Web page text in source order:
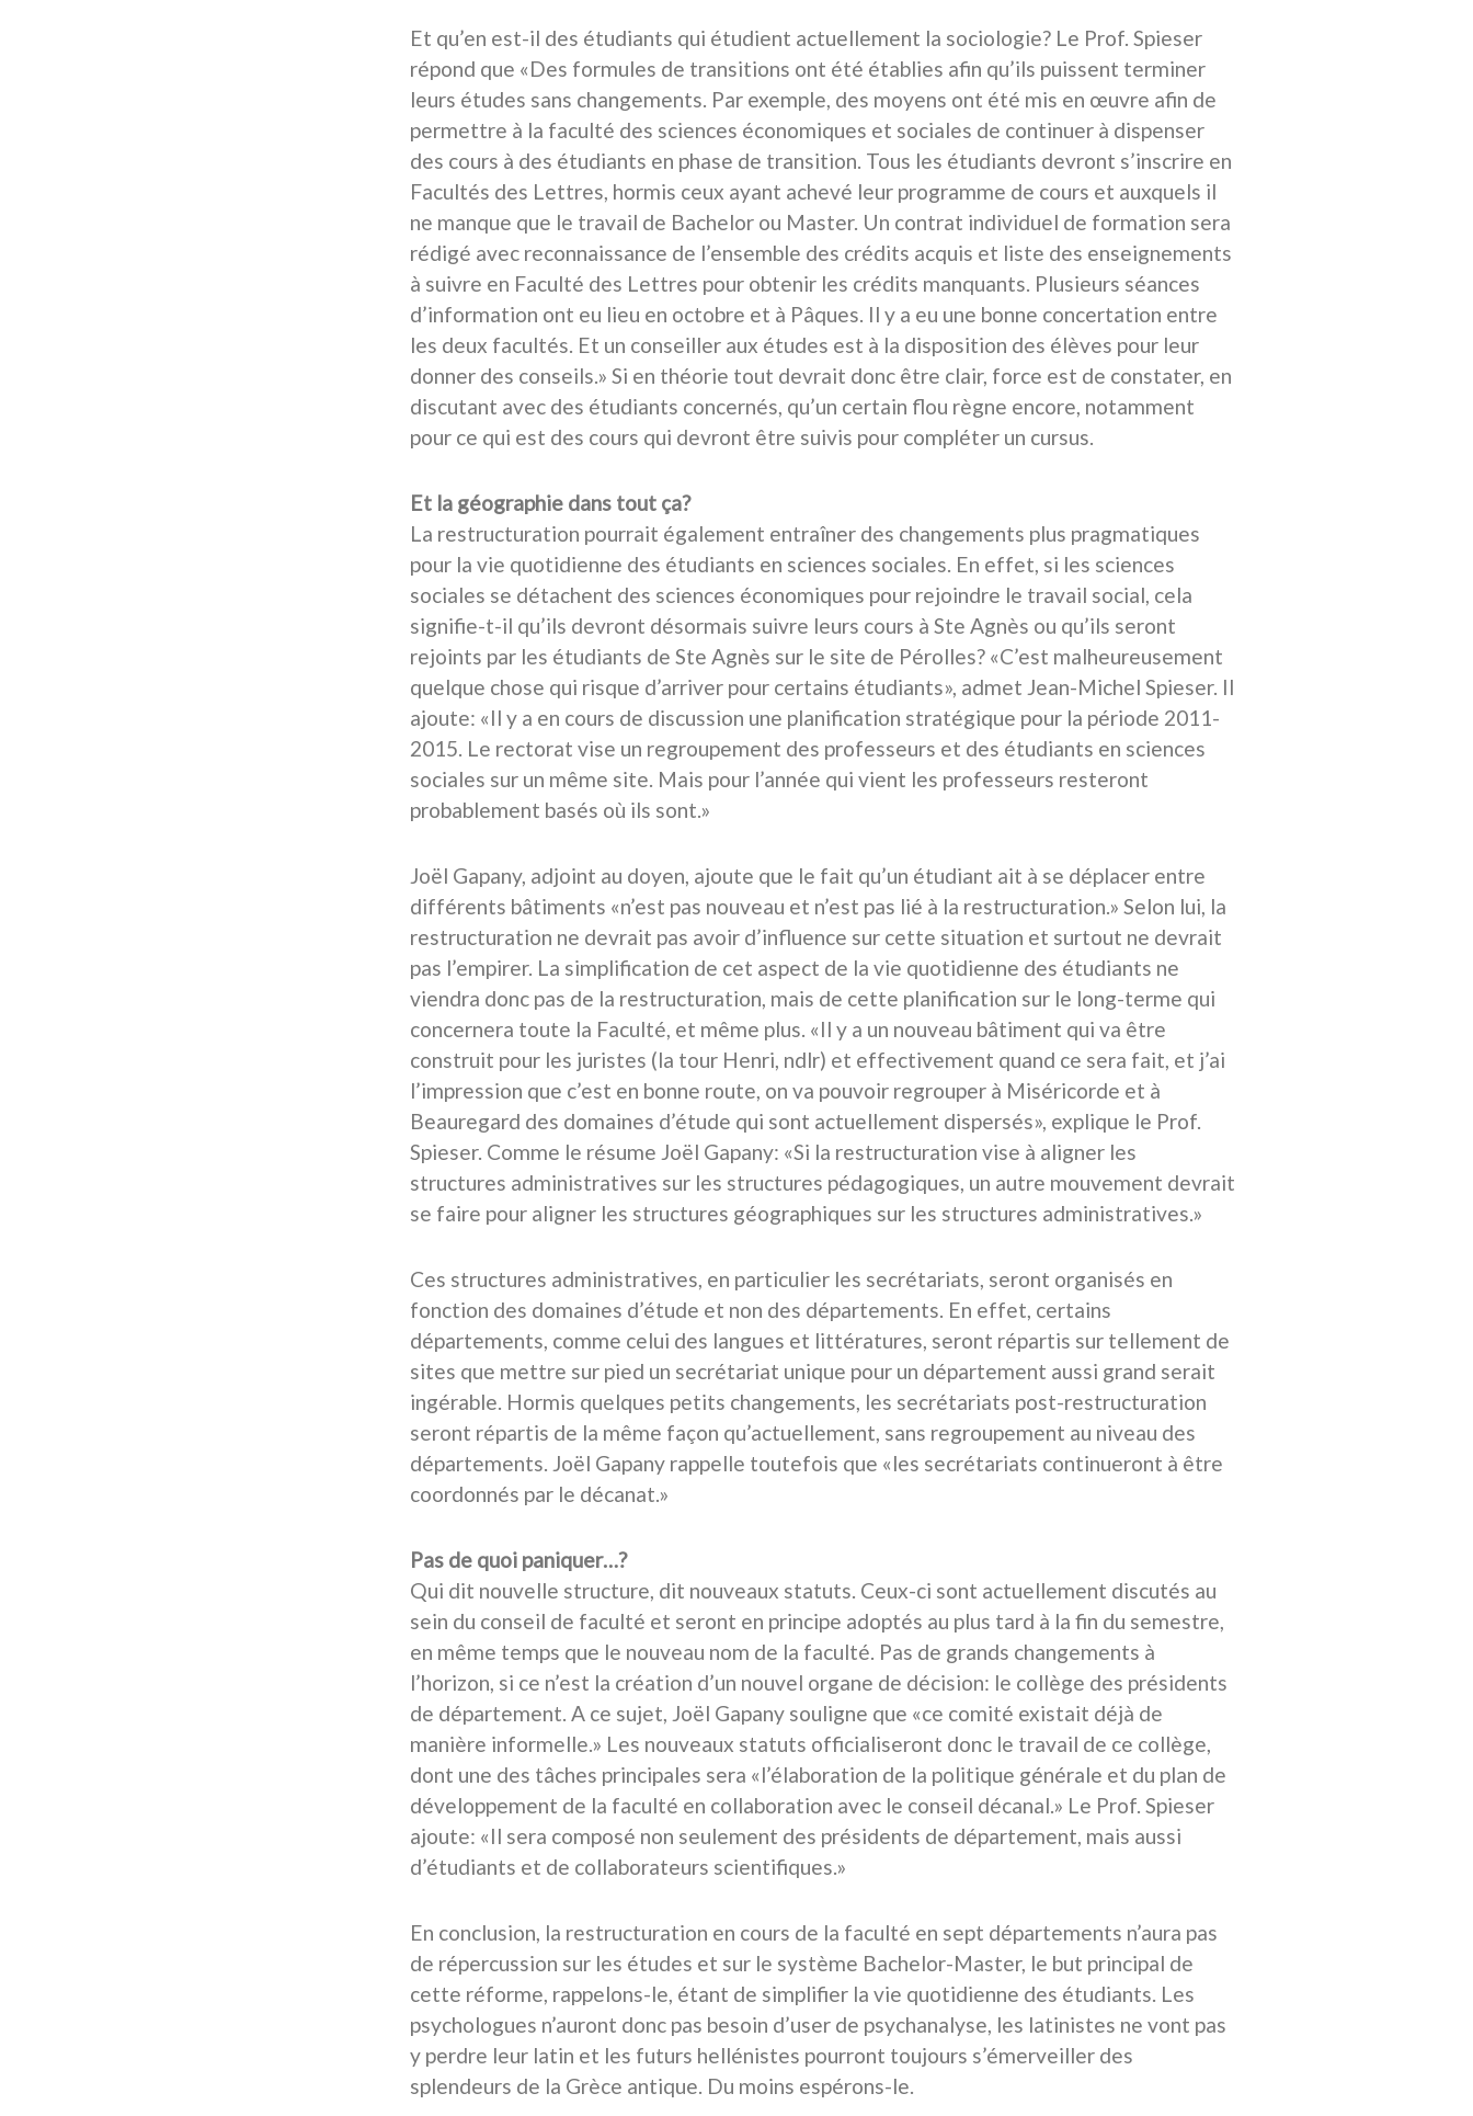
Et qu’en est-il des étudiants qui étudient actuellement la sociologie? Le Prof. Spieser
répond que «Des formules de transitions ont été établies afin qu’ils puissent terminer
leurs études sans changements. Par exemple, des moyens ont été mis en œuvre afin de
permettre à la faculté des sciences économiques et sociales de continuer à dispenser
des cours à des étudiants en phase de transition. Tous les étudiants devront s’inscrire en
Facultés des Lettres, hormis ceux ayant achevé leur programme de cours et auxquels il
ne manque que le travail de Bachelor ou Master. Un contrat individuel de formation sera
rédigé avec reconnaissance de l’ensemble des crédits acquis et liste des enseignements
à suivre en Faculté des Lettres pour obtenir les crédits manquants. Plusieurs séances
d’information ont eu lieu en octobre et à Pâques. Il y a eu une bonne concertation entre
les deux facultés. Et un conseiller aux études est à la disposition des élèves pour leur
donner des conseils.» Si en théorie tout devrait donc être clair, force est de constater, en
discutant avec des étudiants concernés, qu’un certain flou règne encore, notamment
pour ce qui est des cours qui devront être suivis pour compléter un cursus.
Et la géographie dans tout ça?
La restructuration pourrait également entraîner des changements plus pragmatiques
pour la vie quotidienne des étudiants en sciences sociales. En effet, si les sciences
sociales se détachent des sciences économiques pour rejoindre le travail social, cela
signifie-t-il qu’ils devront désormais suivre leurs cours à Ste Agnès ou qu’ils seront
rejoints par les étudiants de Ste Agnès sur le site de Pérolles? «C’est malheureusement
quelque chose qui risque d’arriver pour certains étudiants», admet Jean-Michel Spieser. Il
ajoute: «Il y a en cours de discussion une planification stratégique pour la période 2011-
2015. Le rectorat vise un regroupement des professeurs et des étudiants en sciences
sociales sur un même site. Mais pour l’année qui vient les professeurs resteront
probablement basés où ils sont.»
Joël Gapany, adjoint au doyen, ajoute que le fait qu’un étudiant ait à se déplacer entre
différents bâtiments «n’est pas nouveau et n’est pas lié à la restructuration.» Selon lui, la
restructuration ne devrait pas avoir d’influence sur cette situation et surtout ne devrait
pas l’empirer. La simplification de cet aspect de la vie quotidienne des étudiants ne
viendra donc pas de la restructuration, mais de cette planification sur le long-terme qui
concernera toute la Faculté, et même plus. «Il y a un nouveau bâtiment qui va être
construit pour les juristes (la tour Henri, ndlr) et effectivement quand ce sera fait, et j’ai
l’impression que c’est en bonne route, on va pouvoir regrouper à Miséricorde et à
Beauregard des domaines d’étude qui sont actuellement dispersés», explique le Prof.
Spieser. Comme le résume Joël Gapany: «Si la restructuration vise à aligner les
structures administratives sur les structures pédagogiques, un autre mouvement devrait
se faire pour aligner les structures géographiques sur les structures administratives.»
Ces structures administratives, en particulier les secrétariats, seront organisés en
fonction des domaines d’étude et non des départements. En effet, certains
départements, comme celui des langues et littératures, seront répartis sur tellement de
sites que mettre sur pied un secrétariat unique pour un département aussi grand serait
ingérable. Hormis quelques petits changements, les secrétariats post-restructuration
seront répartis de la même façon qu’actuellement, sans regroupement au niveau des
départements. Joël Gapany rappelle toutefois que «les secrétariats continueront à être
coordonnés par le décanat.»
Pas de quoi paniquer…?
Qui dit nouvelle structure, dit nouveaux statuts. Ceux-ci sont actuellement discutés au
sein du conseil de faculté et seront en principe adoptés au plus tard à la fin du semestre,
en même temps que le nouveau nom de la faculté. Pas de grands changements à
l’horizon, si ce n’est la création d’un nouvel organe de décision: le collège des présidents
de département. A ce sujet, Joël Gapany souligne que «ce comité existait déjà de
manière informelle.» Les nouveaux statuts officialiseront donc le travail de ce collège,
dont une des tâches principales sera «l’élaboration de la politique générale et du plan de
développement de la faculté en collaboration avec le conseil décanal.» Le Prof. Spieser
ajoute: «Il sera composé non seulement des présidents de département, mais aussi
d’étudiants et de collaborateurs scientifiques.»
En conclusion, la restructuration en cours de la faculté en sept départements n’aura pas
de répercussion sur les études et sur le système Bachelor-Master, le but principal de
cette réforme, rappelons-le, étant de simplifier la vie quotidienne des étudiants. Les
psychologues n’auront donc pas besoin d’user de psychanalyse, les latinistes ne vont pas
y perdre leur latin et les futurs hellénistes pourront toujours s’émerveiller des
splendeurs de la Grèce antique. Du moins espérons-le.